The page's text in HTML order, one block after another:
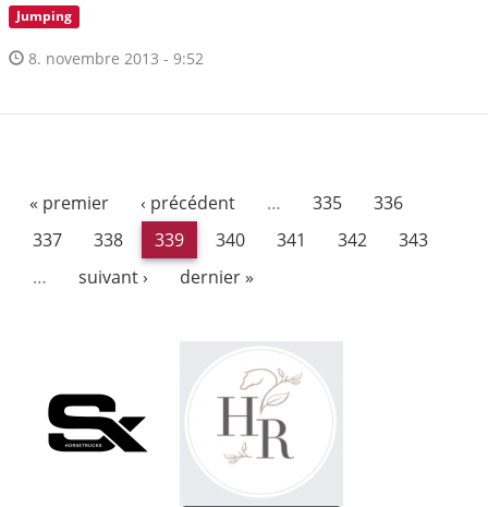
Jumping
8. novembre 2013 - 9:52
« premier ‹ précédent … 335
336
337
338 339 340 341 342
343
…
suivant › dernier »